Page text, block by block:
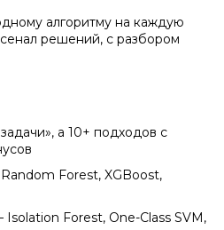
алгоритму на каждую
решений, с разбором
а 10+ подходов с
Forest, XGBoost,
Forest, One-Class SVM,